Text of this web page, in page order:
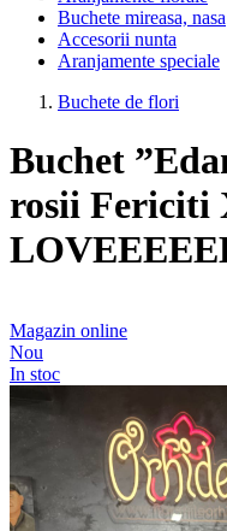
Buchete mireasa, nasa
Accesorii nunta
Aranjamente speciale
Buchete de flori
Buchet
rosii Fericiti
Magazin online
Nou
In stoc